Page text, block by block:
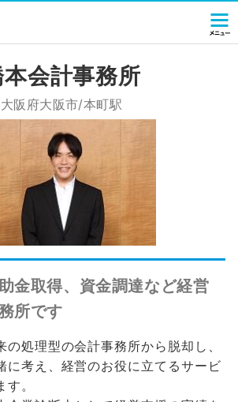
会計事務所
大阪府大阪市/本町駅
金取得、資金調達など経営
所です
の処理型の会計事務所から脱却し、
に考え、経営のお役に立てるサービ
。